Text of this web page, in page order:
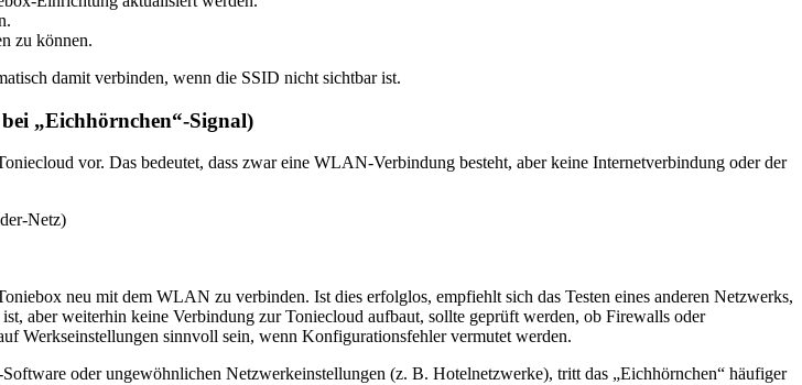
zu können.
damit verbinden, wenn die SSID nicht sichtbar ist.
„Eichhörnchen“-Signal)
vor. Das bedeutet, dass zwar eine WLAN-Verbindung besteht, aber keine Internetverbindung oder der
Netz)
neu mit dem WLAN zu verbinden. Ist dies erfolglos, empfiehlt sich das Testen eines anderen Netzwerks,
aber weiterhin keine Verbindung zur Toniecloud aufbaut, sollte geprüft werden, ob Firewalls oder
Werkseinstellungen sinnvoll sein, wenn Konfigurationsfehler vermutet werden.
oder ungewöhnlichen Netzwerkeinstellungen (z. B. Hotelnetzwerke), tritt das „Eichhörnchen“ häufiger